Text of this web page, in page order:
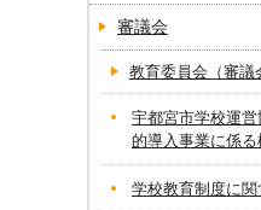
審議会
教育委員会（審議
宇都宮市学校運
的導入事業に係
学校教育制度に関